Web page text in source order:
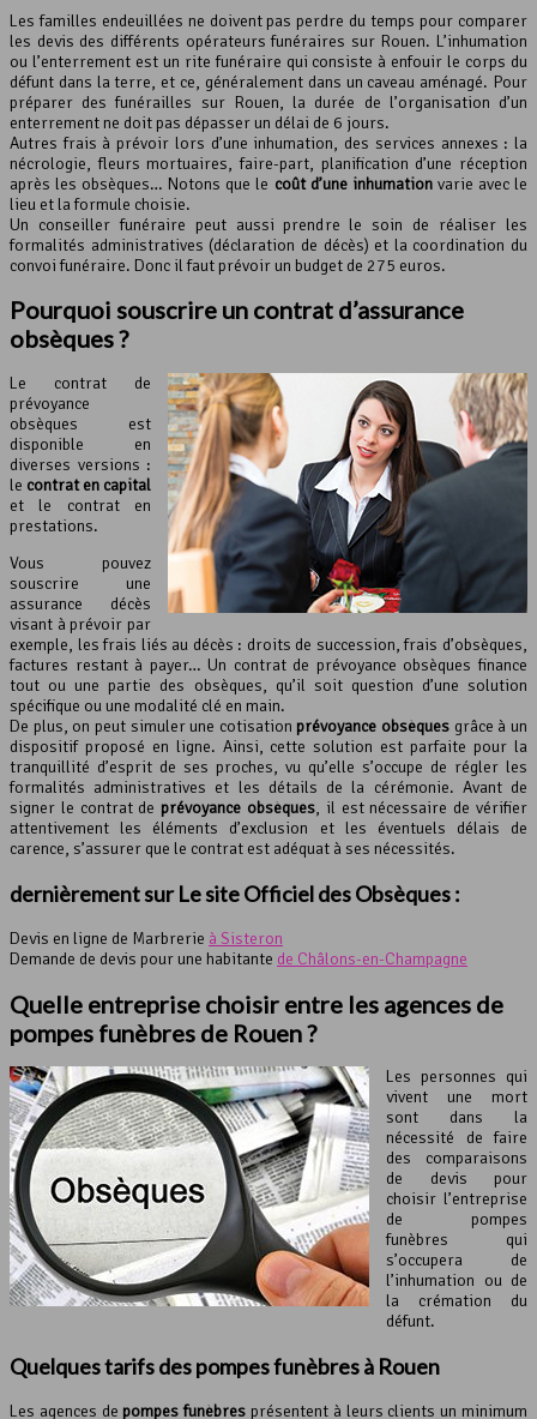
Les familles endeuillées ne doivent pas perdre du temps pour comparer
les devis des différents opérateurs funéraires sur Rouen. L’inhumation
ou l’enterrement est un rite funéraire qui consiste à enfouir le corps du
défunt dans la terre, et ce, généralement dans un caveau aménagé. Pour
préparer des funérailles sur Rouen, la durée de l’organisation d’un
enterrement ne doit pas dépasser un délai de 6 jours.
Autres frais à prévoir lors d’une inhumation, des services annexes : la
nécrologie, fleurs mortuaires, faire-part, planification d’une réception
après les obsèques… Notons que le coût d’une inhumationvarie avec le
lieu et la formule choisie.
Un conseiller funéraire peut aussi prendre le soin de réaliser les
formalités administratives (déclaration de décès) et la coordination du
convoi funéraire. Donc il faut prévoir un budget de 275 euros.
Pourquoi souscrire un contrat d’assurance
obsèques ?
Le contrat de
prévoyance
obsèques est
disponible en
diverses versions :
le contrat en capital
et le contrat en
prestations.
Vous pouvez
souscrire une
assurance décès
visant à prévoir par
exemple, les frais liés au décès : droits de succession, frais d’obsèques,
factures restant à payer… Un contrat de prévoyance obsèques finance
tout ou une partie des obsèques, qu’il soit question d’une solution
spécifique ou une modalité clé en main.
De plus, on peut simuler une cotisation prévoyance obsèques grâce à un
dispositif proposé en ligne. Ainsi, cette solution est parfaite pour la
tranquillité d’esprit de ses proches, vu qu’elle s’occupe de régler les
formalités administratives et les détails de la cérémonie. Avant de
signer le contrat de prévoyance obsèques, il est nécessaire de vérifier
attentivement les éléments d’exclusion et les éventuels délais de
carence, s’assurer que le contrat est adéquat à ses nécessités.
dernièrement sur Le site Officiel des Obsèques :
Devis en ligne de Marbrerie à Sisteron
Demande de devis pour une habitante de Châlons-en-Champagne
Quelle entreprise choisir entre les agences de
pompes funèbres de Rouen ?
Les personnes qui
vivent une mort
sont dans la
nécessité de faire
des comparaisons
de devis pour
choisir l’entreprise
de pompes
funèbres qui
s’occupera de
l’inhumation ou de
la crémation du
défunt.
Quelques tarifs despompes funèbresà Rouen
Les agences de pompes funèbres présentent à leurs clients un minimum